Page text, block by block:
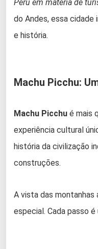
Peru em matéria de
do Andes, essa cidade
e história.
Machu Picchu:
Machu Picchu é mais
experiência cultural
história da civilização
construções.
A vista das montanhas
especial. Cada passo